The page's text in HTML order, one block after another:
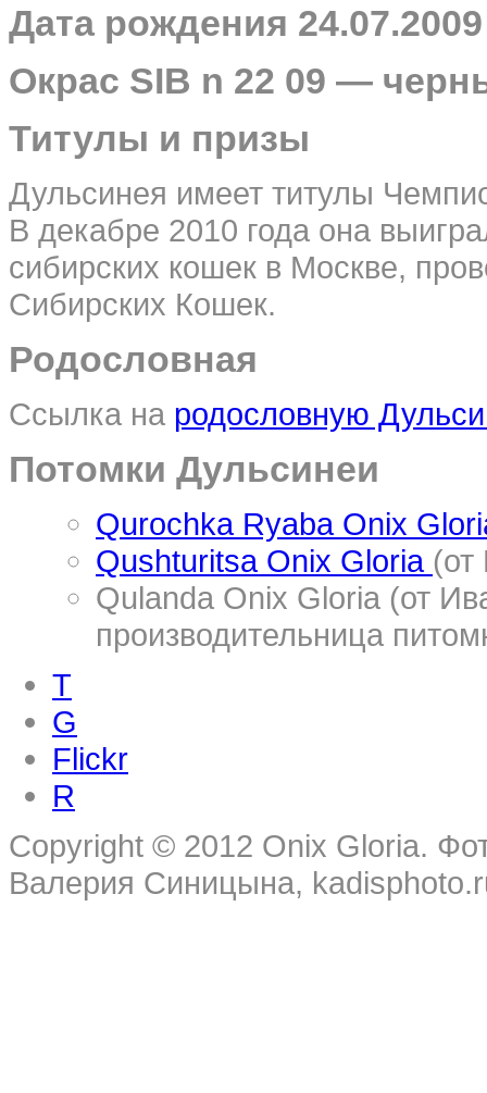
Дата рождения 24.07.2009
Окрас SIB n 22 09 —
Титулы и призы
Дульсинея имеет титулы
В декабре 2010 года она
сибирских кошек в Москве,
Сибирских Кошек.
Родословная
Ссылка на родословную
Потомки Дульсинеи
Qurochka Ryaba Onix
Qushturitsa Onix Gloria (от
Qulanda Onix Gloria (от
производительница
T
G
Flickr
R
Copyright © 2012 Onix Gloria.
Валерия Синицына,